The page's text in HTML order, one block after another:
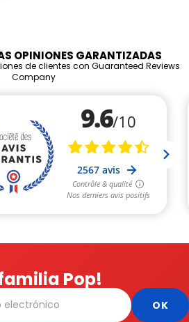
OPINIONES GARANTIZADAS
de clientes con Guaranteed Reviews
Company
Pop!